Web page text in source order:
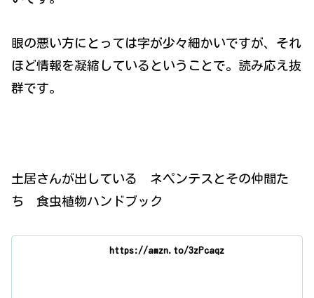
眼の悪い方にとっては字が少々細かいですが、それ
ほど情報を凝縮しているということで。読み応え抜
群です。
土居さんが出している ネペンテスとその仲間た
ち 食虫植物ハンドブック
https://amzn.to/3zPcaqz